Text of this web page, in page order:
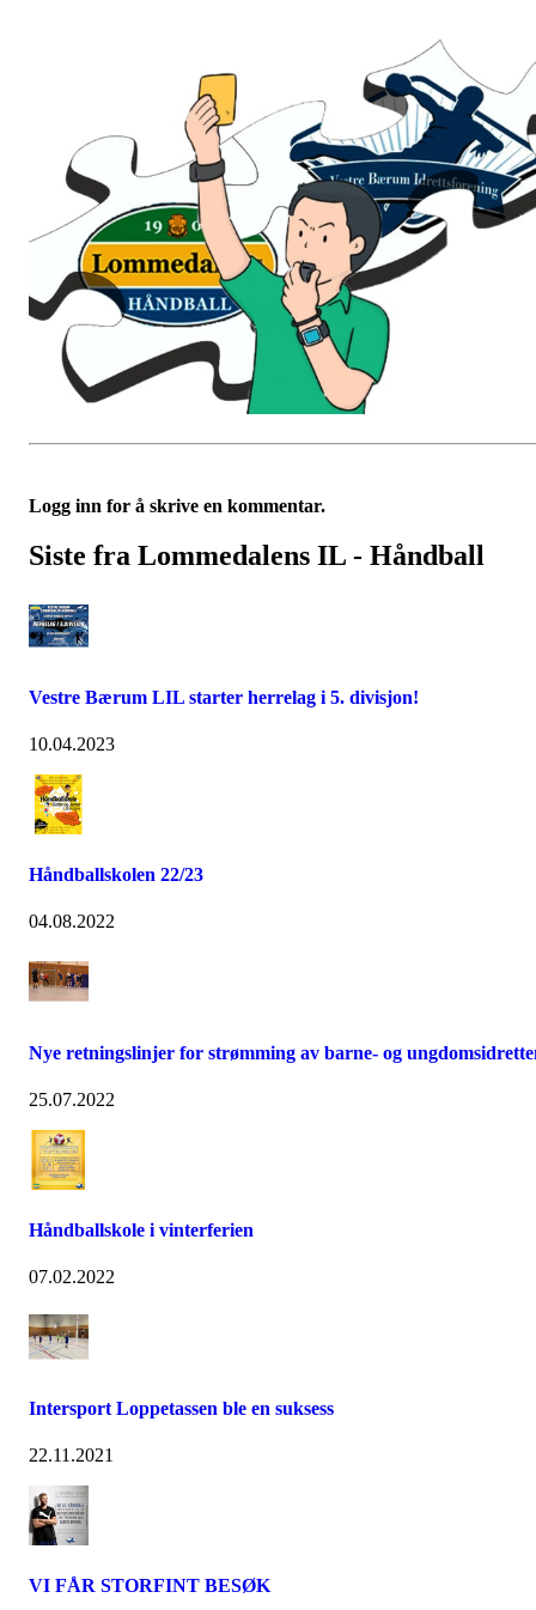
Logg inn for å skrive en kommentar.
Siste fra Lommedalens IL - Håndball
Vestre Bærum LIL starter herrelag i 5. divisjon!
10.04.2023
Håndballskolen 22/23
04.08.2022
Nye retningslinjer for strømming av barne- og
25.07.2022
Håndballskole i vinterferien
07.02.2022
Intersport Loppetassen ble en suksess
22.11.2021
VI FÅR STORFINT BESØK